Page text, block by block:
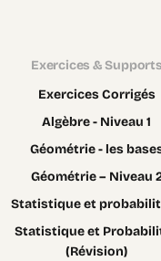
Exercices & Supports
Exercices Corrigés
Algèbre - Niveau 1
Géométrie - les
Géométrie – Niveau
Statistique et
Statistique et
(Révision)